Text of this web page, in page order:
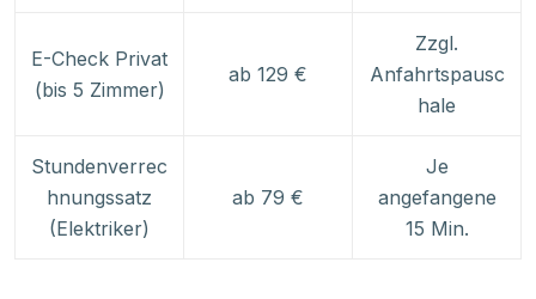
E-Check Privat
(bis 5 Zimmer)
ab 129 €
Zzgl.
Anfahrtspausc
hale
Stundenverrec
hnungssatz
(Elektriker)
ab 79 €
Je
angefangene
15 Min.